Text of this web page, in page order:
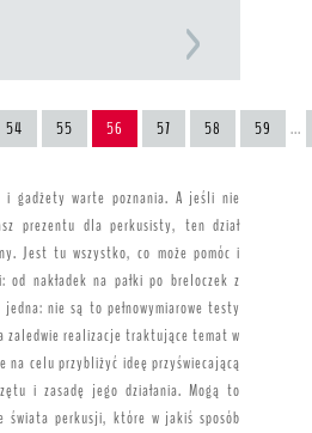
54 55 56 57 58 59 ...
i gadżety warte poznania. A jeśli nie
prezentu dla perkusisty, ten dział
Jest tu wszystko, co może pomóc i
od nakładek na pałki po breloczek z
nie są to pełnowymiarowe testy
zaledwie realizacje traktujące temat w
na celu przybliżyć ideę przyświecającą
i zasadę jego działania. Mogą to
świata perkusji, które w jakiś sposób